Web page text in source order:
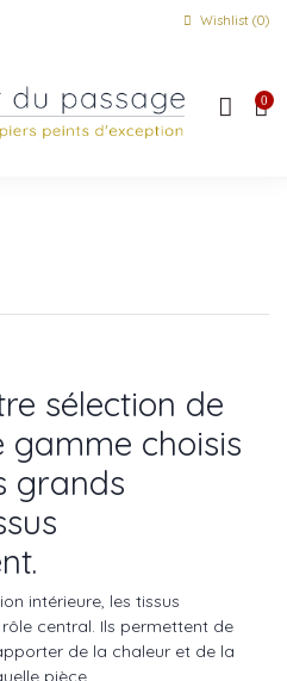
Wishlist (0)
0
sélection de
gamme choisis
grands
intérieure, les tissus
central. Ils permettent de
de la chaleur et de la
pièce.